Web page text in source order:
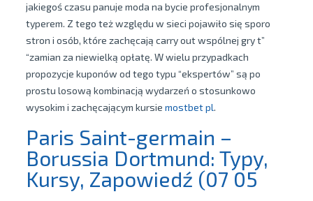
jakiegoś czasu panuje moda na bycie profesjonalnym
typerem. Z tego też względu w sieci pojawiło się sporo
stron i osób, które zachęcają carry out wspólnej gry t”
“zamian za niewielką opłatę. W wielu przypadkach
propozycje kuponów od tego typu “ekspertów” są po
prostu losową kombinacją wydarzeń o stosunkowo
wysokim i zachęcającym kursie mostbet pl.
Paris Saint-germain –
Borussia Dortmund: Typy,
Kursy, Zapowiedź (07 05